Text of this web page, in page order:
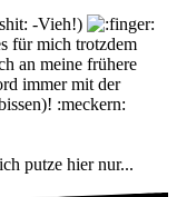
-Vieh!)
für mich trotzdem
an meine frühere
immer mit der
:meckern:
putze hier nur...